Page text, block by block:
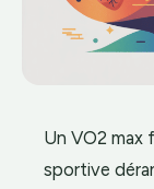
Un VO2 max
sportive